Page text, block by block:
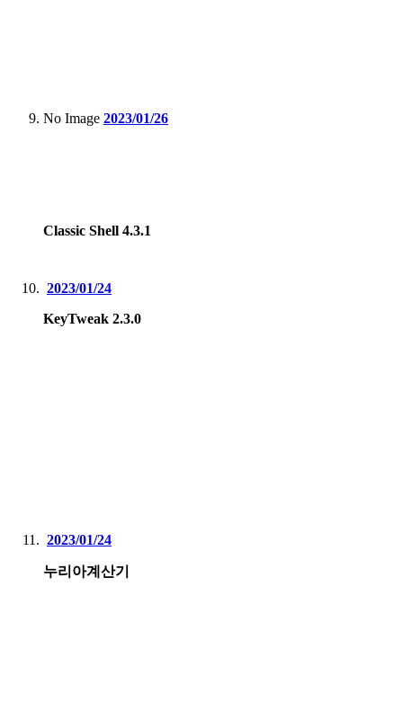
No Image 2023/01/26
Classic Shell 4.3.1
2023/01/24
KeyTweak 2.3.0
2023/01/24
누리아계산기